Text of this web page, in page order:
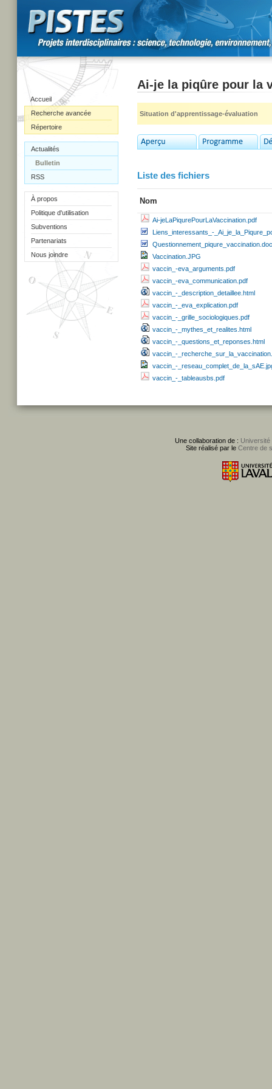
Accueil
Recherche avancée
Répertoire
Actualités
Bulletin
RSS
À propos
Politique d'utilisation
Subventions
Partenariats
Nous joindre
Ai-je la piqûre pour la
Situation d'apprentissage-évaluation
Liste des fichiers
Nom
Ai-jeLaPiqurePourLaVaccination.pdf
Liens_interessants_-
Questionnement_piqure_vaccination.doc
Vaccination.JPG
vaccin_-eva_arguments.pdf
vaccin_-eva_communication.pdf
vaccin_-_description_detaillee.html
vaccin_-_eva_explication.pdf
vaccin_-_grille_sociologiques.pdf
vaccin_-_mythes_et_realites.html
vaccin_-_questions_et_reponses.html
vaccin_-
vaccin_-
vaccin_-_tableausbs.pdf
Une collaboration de : Université
Site réalisé par le Centre de